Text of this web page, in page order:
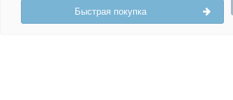
Быстрая покупка